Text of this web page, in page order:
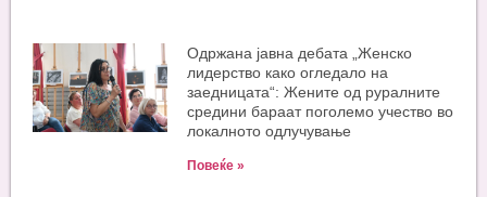
Одржана јавна дебата „Женско
лидерство како огледало на
заедницата“: Жените од руралните
средини бараат поголемо учество во
локалното одлучување
Повеќе »